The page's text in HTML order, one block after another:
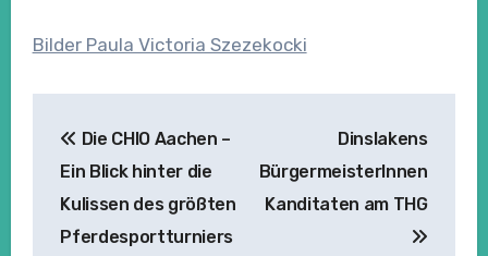
Bilder Paula Victoria Szezekocki
Die CHIO Aachen –
Ein Blick hinter die
Kulissen des größten
Pferdesportturniers
Dinslakens
BürgermeisterInnen
Kanditaten am THG